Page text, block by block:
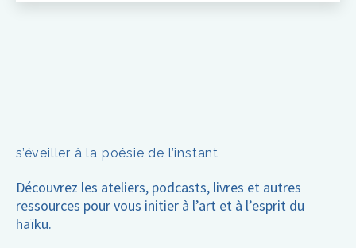
s’éveiller à la poésie de l’instant
Découvrez les ateliers, podcasts, livres et autres
ressources pour vous initier à l’art et à l’esprit du
haïku.